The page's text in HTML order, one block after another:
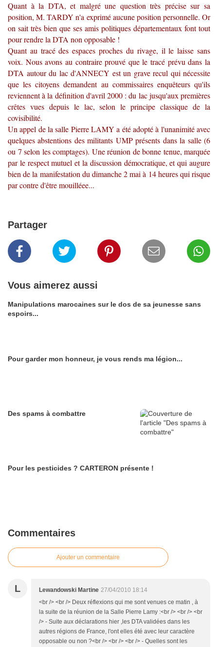
Quant à la DTA, et malgré une question très précise sur sa
position, M. TARDY n'a exprimé aucune position personnelle. Or
on sait très bien que ses amis politiques départementaux font tout
pour rendre la DTA non opposable !
Quant au tracé des espaces proches du rivage, il le laisse sans
voix. Nous avons au contraire prouvé que le tracé prévu dans la
DTA autour du lac d'ANNECY est un grave recul qui nécessite
que les citoyens demandent au commissaires enquêteurs qu'ils
reviennent à la définition d'avril 2000 : du lac jusqu'aux premières
crêtes vues depuis le lac, selon le principe classique de la
covisibilité.
Un appel de la salle Pierre LAMY a été adopté à l'unanimité avec
quelques abstentions des militants UMP présents dans la salle (6
ou 7 selon les comptages). Une réunion de bonne tenue, marquée
par le respect mutuel et la discussion démocratique, et qui augure
bien de la manifestation du dimanche 2 mai à 14 heures qui risque
par contre d'être mouilléee...
Partager
Vous aimerez aussi
Manipulations marocaines sur le dos de sa jeunesse sans
espoirs...
Pour garder mon honneur, je vous rends ma légion...
Des spams à combattre
Pour les pesticides ? CARTERON présente !
Commentaires
Ajouter un commentaire
L Lewandowski Martine 27/04/2010 18:14
<br /> <br /> Deux réflexions qui me sont venues ce matin , à
la suite de la réunion de la Salle Pierre Lamy :<br /> <br /> <br
/> - Suite aux déclarations hier ,les DTA validées dans les
autres régions de France, l'ont elles été avec leur caractère
opposable ou non ?<br /> <br /> <br /> - Quelles sont les